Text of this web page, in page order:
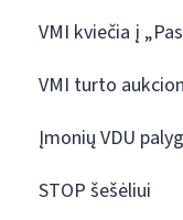
VMI kviečia į
VMI turto
Įmonių VDU
STOP šešėliui